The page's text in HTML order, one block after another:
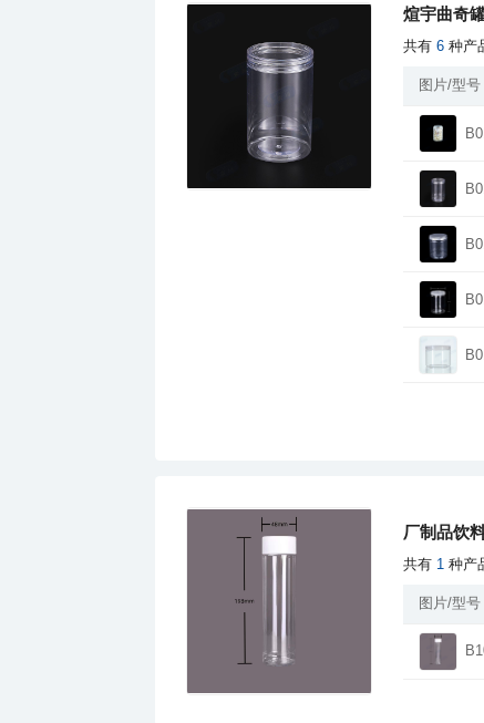
煊宇曲奇
共有 6 种产
图片/型号
厂制品饮
共有 1 种产
图片/型号